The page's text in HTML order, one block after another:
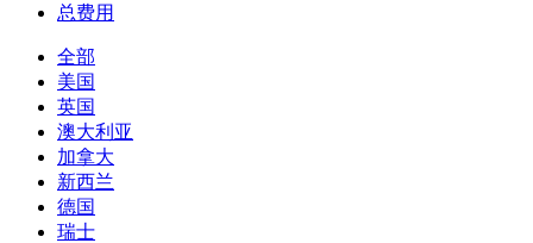
总费用
全部
美国
英国
澳大利亚
加拿大
新西兰
德国
瑞士